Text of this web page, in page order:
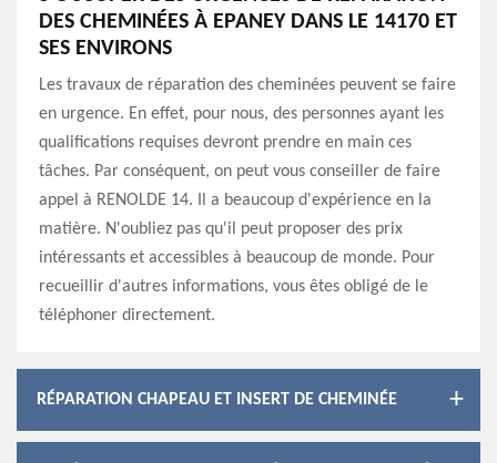
DES CHEMINÉES À EPANEY DANS LE 14170 ET
SES ENVIRONS
Les travaux de réparation des cheminées peuvent se faire
en urgence. En effet, pour nous, des personnes ayant les
qualifications requises devront prendre en main ces
tâches. Par conséquent, on peut vous conseiller de faire
appel à RENOLDE 14. Il a beaucoup d'expérience en la
matière. N'oubliez pas qu'il peut proposer des prix
intéressants et accessibles à beaucoup de monde. Pour
recueillir d'autres informations, vous êtes obligé de le
téléphoner directement.
RÉPARATION CHAPEAU ET INSERT DE CHEMINÉE